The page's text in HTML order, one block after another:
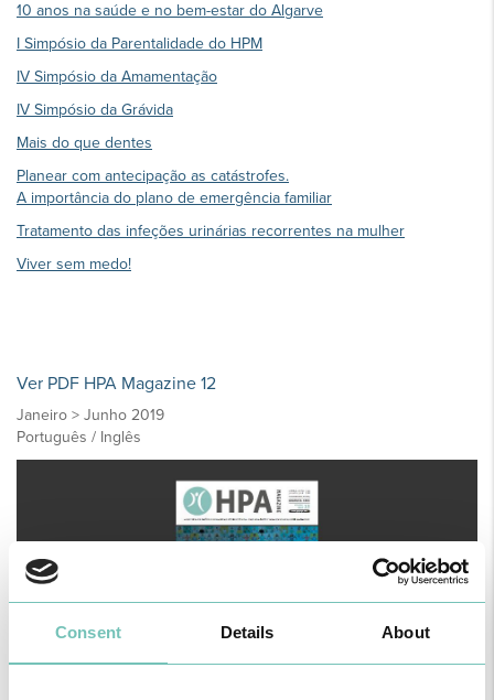
Consent Details About
10 anos na saúde e no bem-estar do Algarve
I Simpósio da Parentalidade do HPM
IV Simpósio da Amamentação
IV Simpósio da Grávida
Mais do que dentes
Planear com antecipação as catástrofes.
A importância do plano de emergência familiar
Tratamento das infeções urinárias recorrentes na mulher
Viver sem medo!
Ver PDF HPA Magazine 12
Janeiro > Junho 2019
Português / Inglês